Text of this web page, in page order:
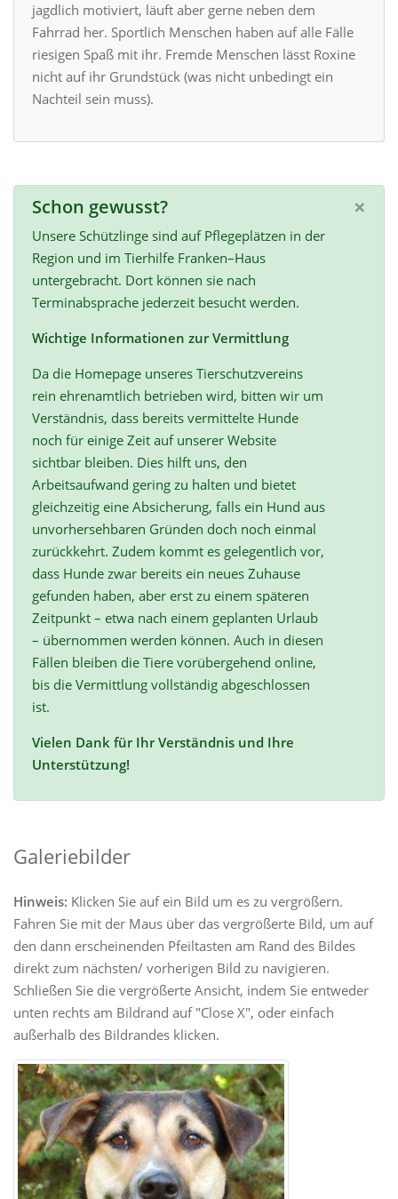
jagdlich motiviert, läuft aber gerne neben dem
Fahrrad her. Sportlich Menschen haben auf alle Fälle
riesigen Spaß mit ihr. Fremde Menschen lässt Roxine
nicht auf ihr Grundstück (was nicht unbedingt ein
Nachteil sein muss).
×
Schon gewusst?
Unsere Schützlinge sind auf Pflegeplätzen in der
Region und im Tierhilfe Franken–Haus
untergebracht. Dort können sie nach
Terminabsprache jederzeit besucht werden.
Wichtige Informationen zur Vermittlung
Da die Homepage unseres Tierschutzvereins
rein ehrenamtlich betrieben wird, bitten wir um
Verständnis, dass bereits vermittelte Hunde
noch für einige Zeit auf unserer Website
sichtbar bleiben. Dies hilft uns, den
Arbeitsaufwand gering zu halten und bietet
gleichzeitig eine Absicherung, falls ein Hund aus
unvorhersehbaren Gründen doch noch einmal
zurückkehrt. Zudem kommt es gelegentlich vor,
dass Hunde zwar bereits ein neues Zuhause
gefunden haben, aber erst zu einem späteren
Zeitpunkt – etwa nach einem geplanten Urlaub
– übernommen werden können. Auch in diesen
Fällen bleiben die Tiere vorübergehend online,
bis die Vermittlung vollständig abgeschlossen
ist.
Vielen Dank für Ihr Verständnis und Ihre
Unterstützung!
Galeriebilder
Hinweis: Klicken Sie auf ein Bild um es zu vergrößern.
Fahren Sie mit der Maus über das vergrößerte Bild, um auf
den dann erscheinenden Pfeiltasten am Rand des Bildes
direkt zum nächsten/ vorherigen Bild zu navigieren.
Schließen Sie die vergrößerte Ansicht, indem Sie entweder
unten rechts am Bildrand auf "Close X", oder einfach
außerhalb des Bildrandes klicken.